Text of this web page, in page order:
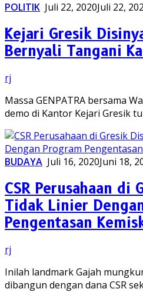
POLITIK Juli 22, 2020Juli 22,
Kejari Gresik
Bernyali Tangani
rj
Massa GENPATRA bersama
demo di Kantor Kejari Gresik
BUDAYA Juli 16, 2020Juni 18,
CSR Perusahaan di
Tidak Linier
Pengentasan
rj
Inilah landmark Gajah
dibangun dengan dana CSR